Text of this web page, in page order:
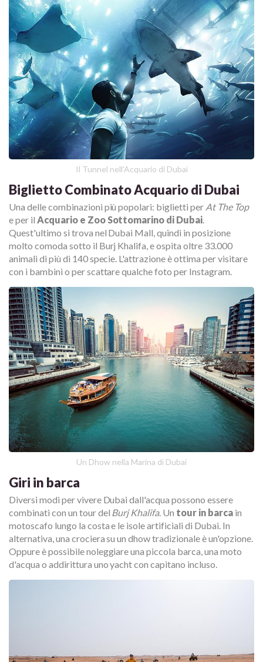
Il Tunnel nell'Acquario di Dubai
Biglietto Combinato Acquario di Dubai
Una delle combinazioni più popolari: biglietti per At The Top
e per il Acquario e Zoo Sottomarino di Dubai.
Quest'ultimo si trova nel Dubai Mall, quindi in posizione
molto comoda sotto il Burj Khalifa, e ospita oltre 33.000
animali di più di 140 specie. L'attrazione è ottima per visitare
con i bambini o per scattare qualche foto per Instagram.
Un Dhow nella Marina di Dubai
Giri in barca
Diversi modi per vivere Dubai dall'acqua possono essere
combinati con un tour del Burj Khalifa. Un tour in barcain
motoscafo lungo la costa e le isole artificiali di Dubai. In
alternativa, una crociera su un dhow tradizionale è un'opzione.
Oppure è possibile noleggiare una piccola barca, una moto
d'acqua o addirittura uno yacht con capitano incluso.